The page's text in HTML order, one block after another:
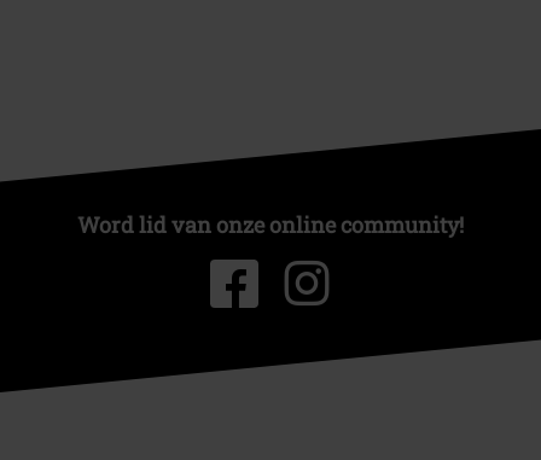
Word lid van onze online community!